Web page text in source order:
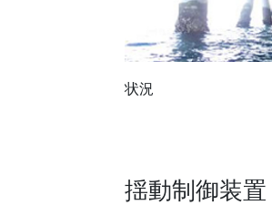
状況
揺動制御装置